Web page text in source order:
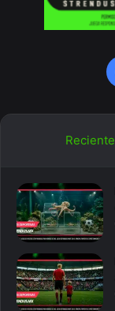
Reciente